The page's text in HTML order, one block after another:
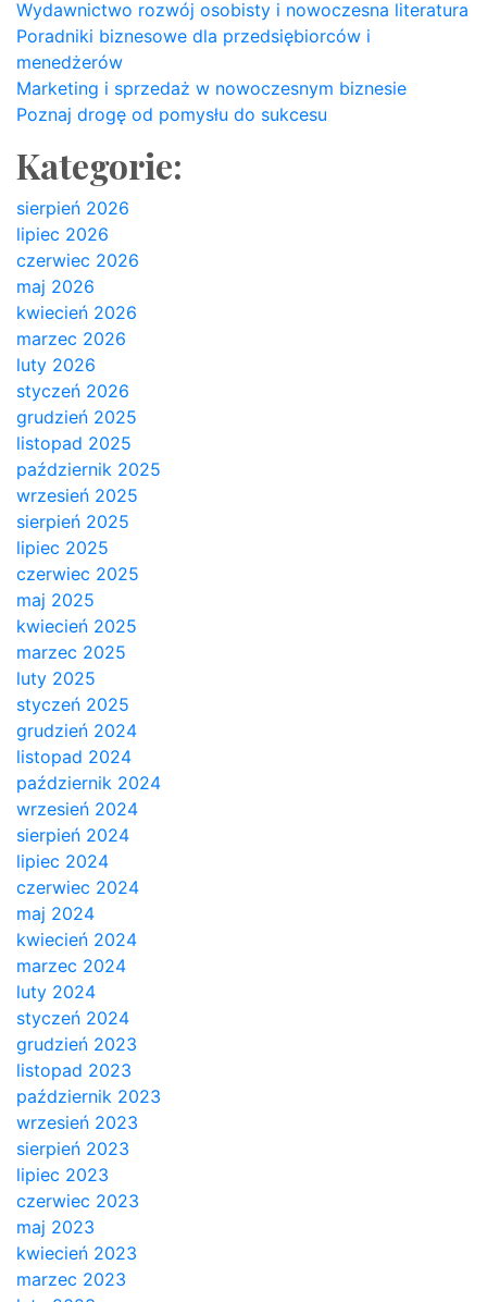
Wydawnictwo rozwój osobisty i nowoczesna literatura
Poradniki biznesowe dla przedsiębiorców i
menedżerów
Marketing i sprzedaż w nowoczesnym biznesie
Poznaj drogę od pomysłu do sukcesu
Kategorie:
sierpień 2026
lipiec 2026
czerwiec 2026
maj 2026
kwiecień 2026
marzec 2026
luty 2026
styczeń 2026
grudzień 2025
listopad 2025
październik 2025
wrzesień 2025
sierpień 2025
lipiec 2025
czerwiec 2025
maj 2025
kwiecień 2025
marzec 2025
luty 2025
styczeń 2025
grudzień 2024
listopad 2024
październik 2024
wrzesień 2024
sierpień 2024
lipiec 2024
czerwiec 2024
maj 2024
kwiecień 2024
marzec 2024
luty 2024
styczeń 2024
grudzień 2023
listopad 2023
październik 2023
wrzesień 2023
sierpień 2023
lipiec 2023
czerwiec 2023
maj 2023
kwiecień 2023
marzec 2023